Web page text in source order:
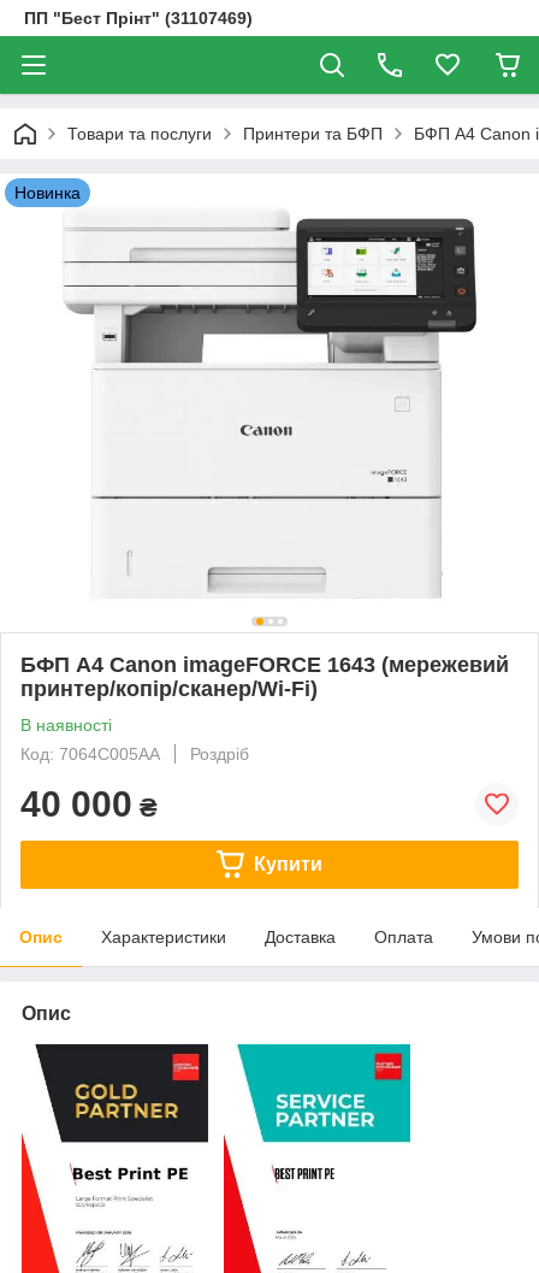
ПП "Бест Прінт" (31107469)
Товари та послуги Принтери та БФП БФП А4 Canon
Новинка
БФП А4 Canon imageFORCE 1643 (мережевий
принтер/копір/сканер/Wi-Fi)
В наявності
Код: 7064C005AA
Роздріб
40 000 ₴
Купити
Опис Характеристики Доставка Оплата Умови
Опис